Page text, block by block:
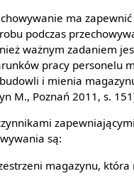
ma
podczas
ważnym zadaniem
pracy personelu
i mienia
M., Poznań 2011, s.
są:
magazynu, która